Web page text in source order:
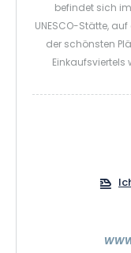
befindet sich
UNESCO-Stätte,
der schönsten
erhalten
Deutsch und sind
Ihnen
Metropole und
besorgen